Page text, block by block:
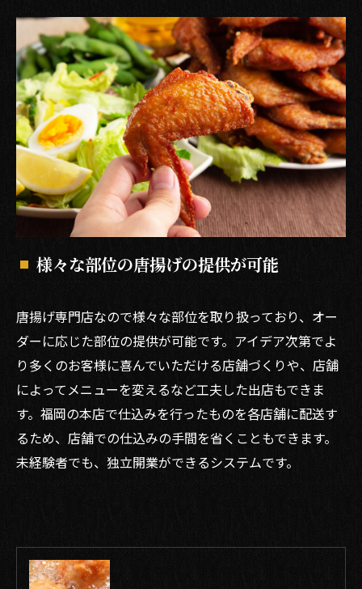
様々な部位の唐揚げの提供が可能
唐揚げ専門店なので様々な部位を取り扱っており、オー
ダーに応じた部位の提供が可能です。アイデア次第でよ
り多くのお客様に喜んでいただける店舗づくりや、店舗
によってメニューを変えるなど工夫した出店もできま
す。福岡の本店で仕込みを行ったものを各店舗に配送す
るため、店舗での仕込みの手間を省くこともできます。
未経験者でも、独立開業ができるシステムです。